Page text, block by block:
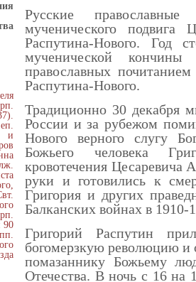
Русские
мученического подвига
Распутина-Нового. Год
мученической кончины
православных
Распутина-Нового.
Традиционно 30 декабря
России и за рубежом
Нового верного слугу
Божьего человека
кровотечения Цесаревича
руки и готовились к
Григория и других
Балканских войнах в 1910-
Григорий Распутин
богомерзкую революцию и
помазаннику Божьему
Отечества. В ночь с 16 на
и
90